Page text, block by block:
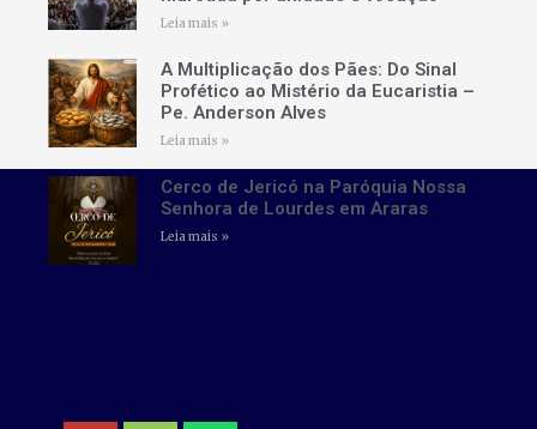
Leia mais »
A Multiplicação dos Pães: Do Sinal
Profético ao Mistério da Eucaristia –
Pe. Anderson Alves
Leia mais »
Cerco de Jericó na Paróquia Nossa
Senhora de Lourdes em Araras
Leia mais »